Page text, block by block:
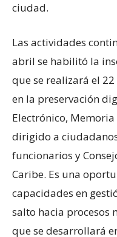
ciudad.
Las actividades
abril se habilitó la
que se realizará el
en la preservación
Electrónico, Memoria
dirigido a
funcionarios y
Caribe. Es una
capacidades en
salto hacia procesos
que se desarrollará